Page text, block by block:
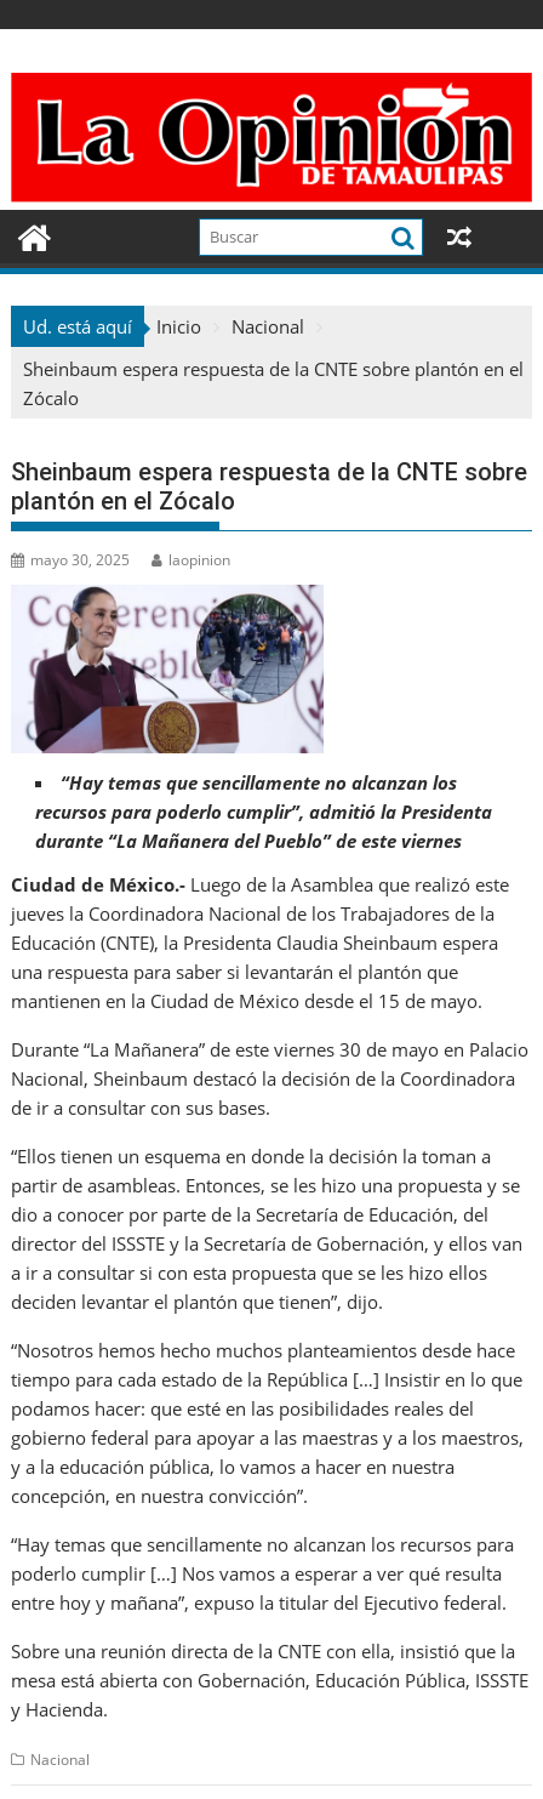
contenido
Ud. está aquí Inicio
Nacional
Sheinbaum espera respuesta de la CNTE sobre plantón en el
Zócalo
Sheinbaum espera respuesta de la CNTE sobre
plantón en el Zócalo
mayo 30, 2025 laopinion
“Hay temas que sencillamente no alcanzan los
recursos para poderlo cumplir”, admitió la Presidenta
durante “La Mañanera del Pueblo” de este viernes
Ciudad de México.- Luego de la Asamblea que realizó este
jueves la Coordinadora Nacional de los Trabajadores de la
Educación (CNTE), la Presidenta Claudia Sheinbaum espera
una respuesta para saber si levantarán el plantón que
mantienen en la Ciudad de México desde el 15 de mayo.
Durante “La Mañanera” de este viernes 30 de mayo en Palacio
Nacional, Sheinbaum destacó la decisión de la Coordinadora
de ir a consultar con sus bases.
“Ellos tienen un esquema en donde la decisión la toman a
partir de asambleas. Entonces, se les hizo una propuesta y se
dio a conocer por parte de la Secretaría de Educación, del
director del ISSSTE y la Secretaría de Gobernación, y ellos van
a ir a consultar si con esta propuesta que se les hizo ellos
deciden levantar el plantón que tienen”, dijo.
“Nosotros hemos hecho muchos planteamientos desde hace
tiempo para cada estado de la República […] Insistir en lo que
podamos hacer: que esté en las posibilidades reales del
gobierno federal para apoyar a las maestras y a los maestros,
y a la educación pública, lo vamos a hacer en nuestra
concepción, en nuestra convicción”.
“Hay temas que sencillamente no alcanzan los recursos para
poderlo cumplir […] Nos vamos a esperar a ver qué resulta
entre hoy y mañana”, expuso la titular del Ejecutivo federal.
Sobre una reunión directa de la CNTE con ella, insistió que la
mesa está abierta con Gobernación, Educación Pública, ISSSTE
y Hacienda.
Nacional